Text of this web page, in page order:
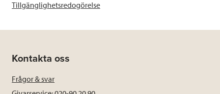
Tillgänglighetsredogörelse
Kontakta oss
Frågor & svar